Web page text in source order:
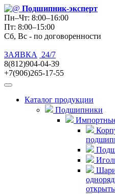
Подшипник-эксперт
Пн–Чт: 8:00–16:00
Пт: 8:00–15:00
Сб, Вс - по договоренности
ЗАЯВКА
24/7
8(812)904-04-39
+7(906)265-17-55
Каталог продукции
Подшипники